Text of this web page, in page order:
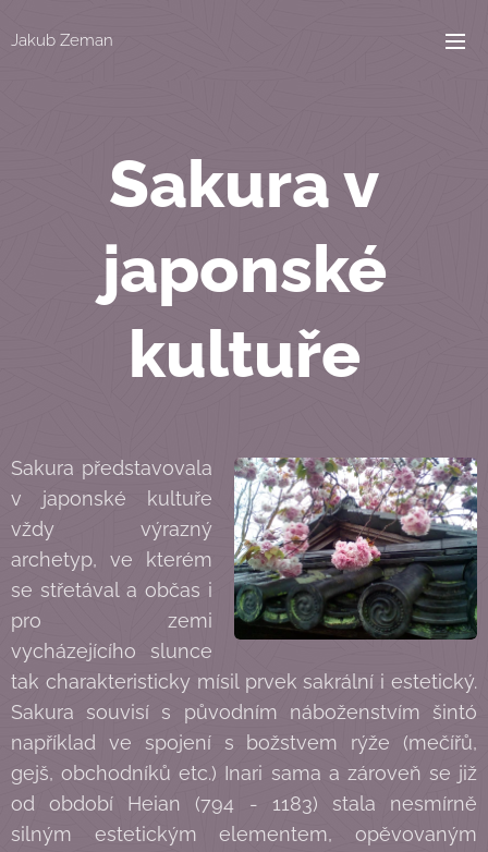
Jakub Zeman
Sakura v
japonské
kultuře
Sakura představovala
v japonské kultuře
vždy výrazný
archetyp, ve kterém
se střetával a občas i
pro zemi
vycházejícího slunce
tak charakteristicky mísil prvek sakrální i estetický.
Sakura souvisí s původním náboženstvím šintó
například ve spojení s božstvem rýže (mečířů,
gejš, obchodníků etc.) Inari sama a zároveň se již
od období Heian (794 - 1183) stala nesmírně
silným estetickým elementem, opěvovaným